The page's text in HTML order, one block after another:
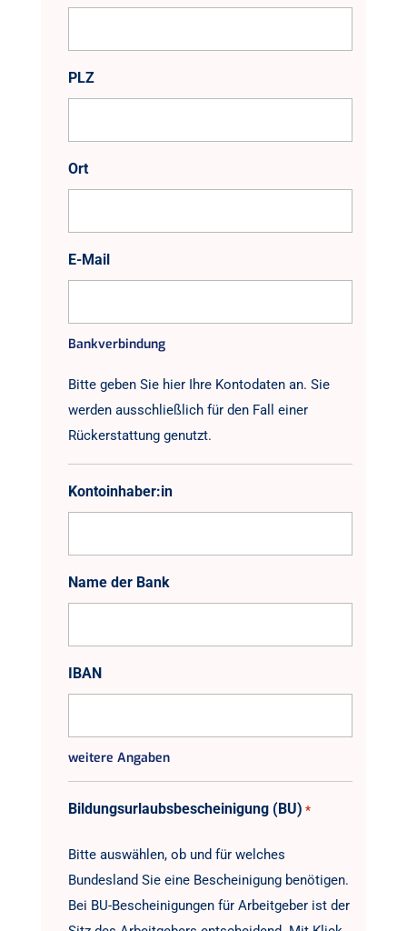
PLZ
Ort
E-Mail
Bankverbindung
Bitte geben Sie hier Ihre Kontodaten an. Sie
werden ausschließlich für den Fall einer
Rückerstattung genutzt.
Kontoinhaber:in
Name der Bank
IBAN
weitere Angaben
Bildungsurlaubsbescheinigung (BU) *
Bitte auswählen, ob und für welches
Bundesland Sie eine Bescheinigung benötigen.
Bei BU-Bescheinigungen für Arbeitgeber ist der